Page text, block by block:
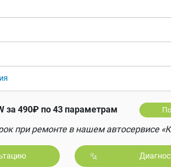
490₽ по 43 параметрам
при ремонте в нашем автосервисе